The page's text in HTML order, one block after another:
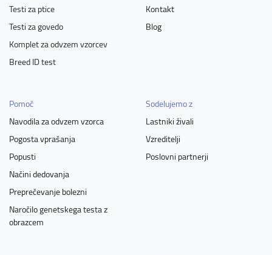
Testi za ptice
Testi za govedo
Komplet za odvzem vzorcev
Breed ID test
Kontakt
Blog
Pomoč
Navodila za odvzem vzorca
Pogosta vprašanja
Popusti
Načini dedovanja
Preprečevanje bolezni
Naročilo genetskega testa z
obrazcem
Sodelujemo z
Lastniki živali
Vzreditelji
Poslovni partnerji